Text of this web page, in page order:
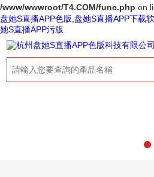
/www/wwwroot/T4.COM/func.php on
盘她S直播APP色版,盘她S直播APP下载
她S直播APP污版